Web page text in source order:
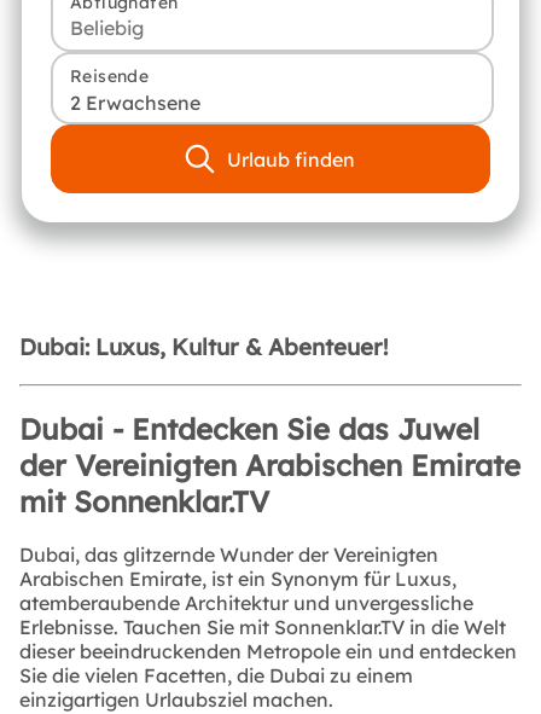
Reisende
2 Erwachsene
Urlaub finden
Dubai: Luxus, Kultur & Abenteuer!
Dubai - Entdecken Sie das Juwel
der Vereinigten Arabischen Emirate
mit Sonnenklar.TV
Dubai, das glitzernde Wunder der Vereinigten
Arabischen Emirate, ist ein Synonym für Luxus,
atemberaubende Architektur und unvergessliche
Erlebnisse. Tauchen Sie mit Sonnenklar.TV in die Welt
dieser beeindruckenden Metropole ein und entdecken
Sie die vielen Facetten, die Dubai zu einem
einzigartigen Urlaubsziel machen.